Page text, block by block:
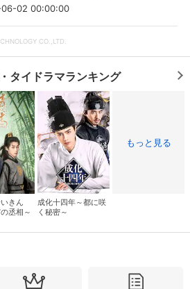
基本情報、本人連絡先、パスワード 、クレ
決済方法の変更が可能です。
06-02 00:00:00
CO.,LTD.
タイドラマランキング
きん
丞相～
成化十四年～都に咲
く秘密～
もっと見る